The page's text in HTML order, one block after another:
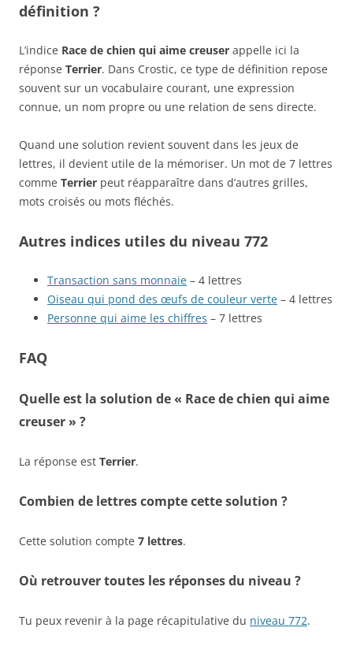
définition ?
L’indice Race de chien qui aime creuser appelle ici la
réponse Terrier. Dans Crostic, ce type de définition repose
souvent sur un vocabulaire courant, une expression
connue, un nom propre ou une relation de sens directe.
Quand une solution revient souvent dans les jeux de
lettres, il devient utile de la mémoriser. Un mot de 7 lettres
comme Terrier peut réapparaître dans d’autres grilles,
mots croisés ou mots fléchés.
Autres indices utiles du niveau 772
Transaction sans monnaie – 4 lettres
Oiseau qui pond des œufs de couleur verte – 4 lettres
Personne qui aime les chiffres – 7 lettres
FAQ
Quelle est la solution de « Race de chien qui aime
creuser » ?
La réponse est Terrier.
Combien de lettres compte cette solution ?
Cette solution compte 7 lettres.
Où retrouver toutes les réponses du niveau ?
Tu peux revenir à la page récapitulative du niveau 772.